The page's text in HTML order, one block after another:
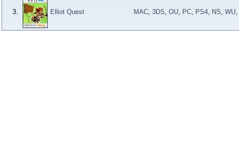
3. Elliot Quest MAC, 3DS, OU, PC, PS4, NS, WU,